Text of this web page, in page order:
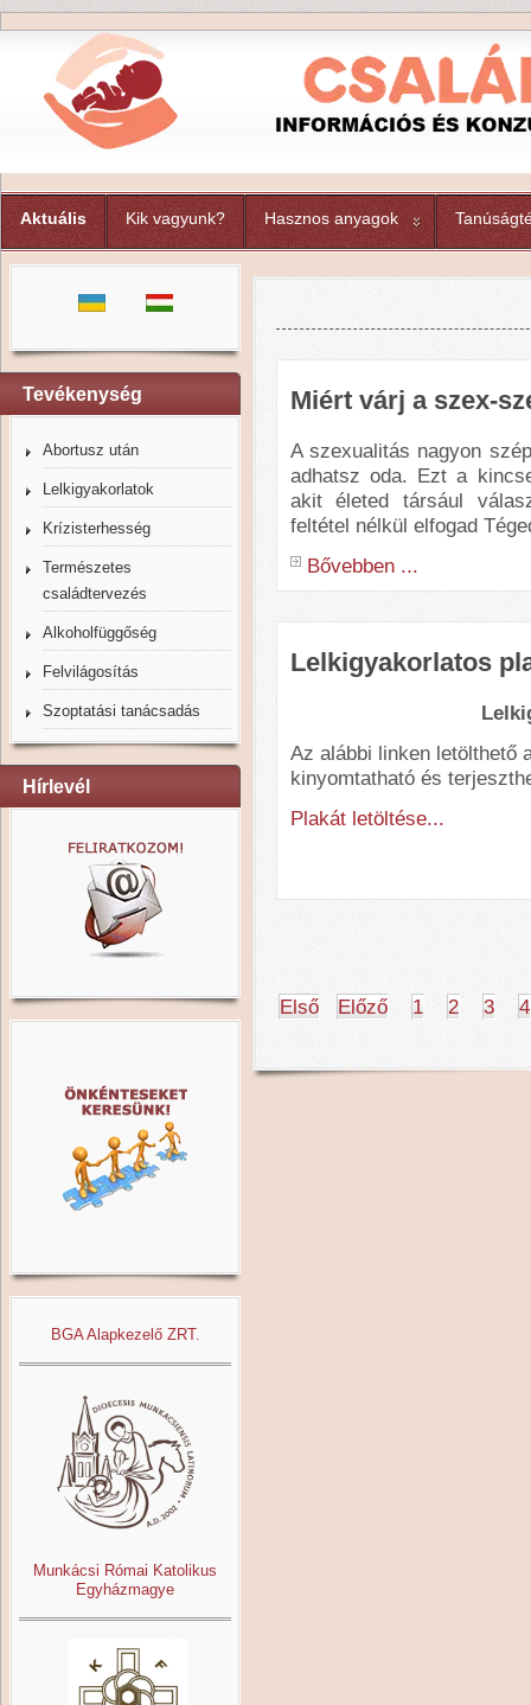
Aktuális Kik vagyunk? Hasznos anyagok
Tevékenység
Abortusz után
Lelkigyakorlatok
Krízisterhesség
Természetes
családtervezés
Alkoholfüggőség
Felvilágosítás
Szoptatási tanácsadás
Hírlevél
BGA Alapkezelő ZRT.
Munkácsi Római Katolikus
Egyházmagye
Miért várj a szex-
A szexualitás nagyon
adhatsz oda. Ezt a
akit életed társául
feltétel nélkül elfogad
Bővebben ...
Lelkigyakorlatos
Az alábbi linken letölthető
kinyomtatható és
Plakát letöltése...
Első Előző 1 2 3 4